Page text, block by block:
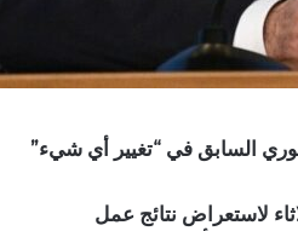
السابق في “تغيير أي شيء”
لاستعراض نتائج عمل